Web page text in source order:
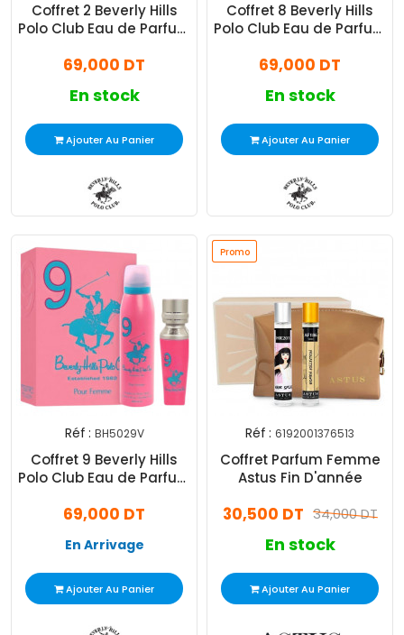
Coffret 2 Beverly Hills
Polo Club Eau de Parfum
69,000 DT
En stock
Ajouter Au Panier
Coffret 8 Beverly Hills
Polo Club Eau de Parfum
69,000 DT
En stock
Ajouter Au Panier
Réf : BH5029V
Coffret 9 Beverly Hills
Polo Club Eau de Parfum
69,000 DT
En Arrivage
Ajouter Au Panier
Promo
Promo
Réf : 6192001376513
Coffret Parfum Femme
Astus Fin D'année
34,000 DT
30,500 DT
En stock
Ajouter Au Panier